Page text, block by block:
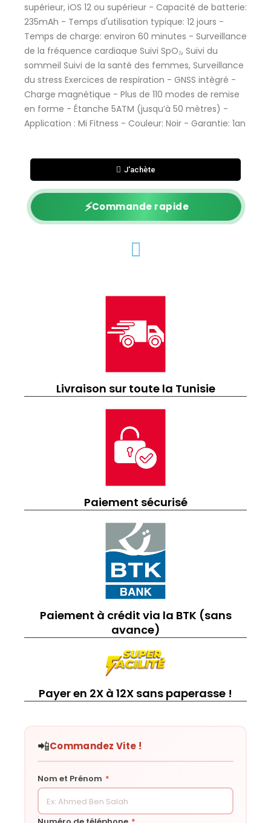
supérieur, iOS 12 ou supérieur - Capacité de batterie:
235mAh - Temps d'utilisation typique: 12 jours -
Temps de charge: environ 60 minutes - Surveillance
de la fréquence cardiaque Suivi SpO₂, Suivi du
sommeil Suivi de la santé des femmes, Surveillance
du stress Exercices de respiration - GNSS intègré -
Charge magnétique - Plus de 110 modes de remise
en forme - Étanche 5ATM (jusqu’à 50 mètres) -
Application : Mi Fitness - Couleur: Noir - Garantie: 1an
J'achète
⚡Commande rapide
Livraison sur toute la Tunisie
Paiement sécurisé
Paiement à crédit via la BTK (sans
avance)
Payer en 2X à 12X sans paperasse !
📲Commandez Vite !
Nom et Prénom *